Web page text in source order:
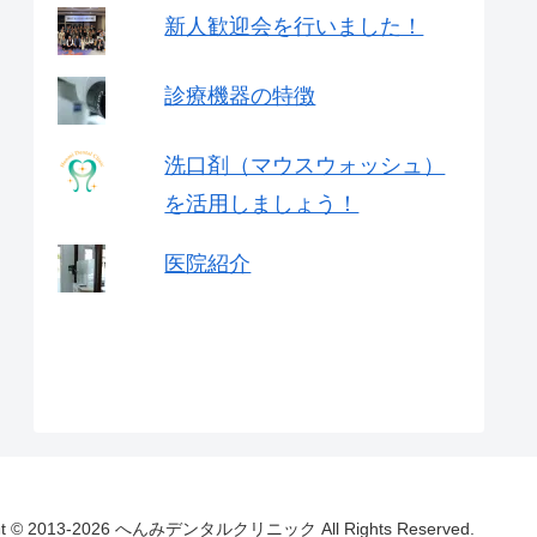
新人歓迎会を行いました！
診療機器の特徴
洗口剤（マウスウォッシュ）
を活用しましょう！
医院紹介
© 2013-2026 へんみデンタルクリニック All Rights Reserved.